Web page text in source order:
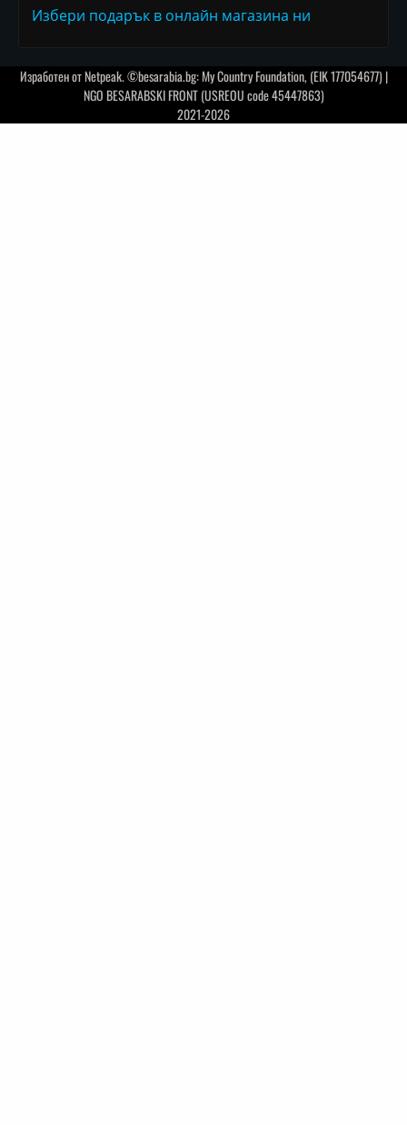
Избери подарък в онлайн магазина ни
Изработен отNetpeak. ©besarabia.bg: My Country Foundation, (EIK 177054677) |
NGO BESARABSKI FRONT (USREOU code 45447863)
2021-2026